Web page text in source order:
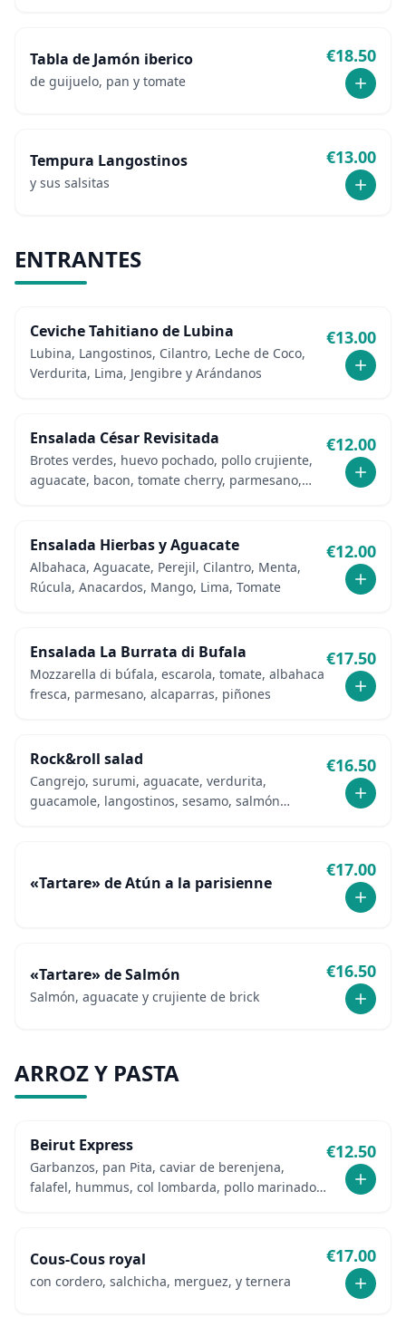
Tabla de Jamón iberico
de guijuelo, pan y tomate
€18.50
Tempura Langostinos
y sus salsitas
€13.00
ENTRANTES
Ceviche Tahitiano de Lubina
Lubina, Langostinos, Cilantro, Leche de Coco,
Verdurita, Lima, Jengibre y Arándanos
€13.00
Ensalada César Revisitada
Brotes verdes, huevo pochado, pollo crujiente,
aguacate, bacon, tomate cherry, parmesano,
€12.00
Ensalada Hierbas y Aguacate
Albahaca, Aguacate, Perejil, Cilantro, Menta,
Rúcula, Anacardos, Mango, Lima, Tomate
€12.00
Ensalada La Burrata di Bufala
Mozzarella di búfala, escarola, tomate, albahaca
fresca, parmesano, alcaparras, piñones
€17.50
Rock&roll salad
Cangrejo, surumi, aguacate, verdurita,
guacamole, langostinos, sesamo, salmón
€16.50
«Tartare» de Atún a la parisienne
€17.00
«Tartare» de Salmón
Salmón, aguacate y crujiente de brick
€16.50
ARROZ Y PASTA
Beirut Express
Garbanzos, pan Pita, caviar de berenjena,
falafel, hummus, col lombarda, pollo marinado,
€12.50
Cous-Cous royal
con cordero, salchicha, merguez, y ternera
€17.00